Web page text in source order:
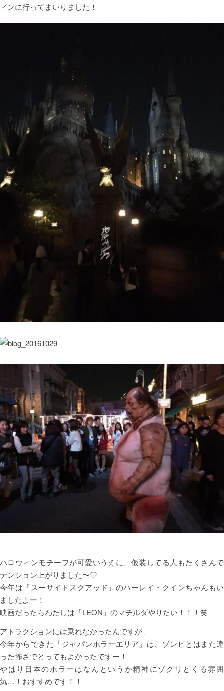
ィンに行ってまいりました！
ハロウィンモチーフが可愛いうえに、仮装してる人もたくさんで
テンション上がりました〜♡
今年は「スーサイドスクアッド」のハーレイ・クインちゃんもい
ましたよー！
映画だったらわたしは「LEON」のマチルダやりたい！！！笑
アトラクションには乗れなかったんですが、
今年からできた「ジャパンホラーエリア」は、ゾンビとはまた違
った怖さでとってもよかったですー！
やはり日本のホラーはなんというか精神にゾクリとくる雰囲
気…！おすすめです！！